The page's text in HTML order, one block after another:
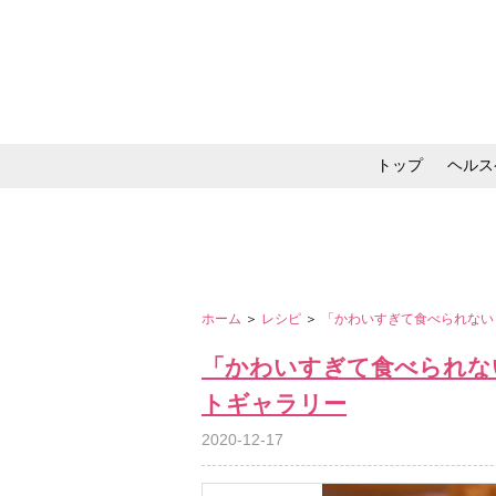
トップ ヘル
ホーム ＞ レシピ ＞ 「かわいすぎて食べられな
「かわいすぎて食べられ
トギャラリー
2020-12-17